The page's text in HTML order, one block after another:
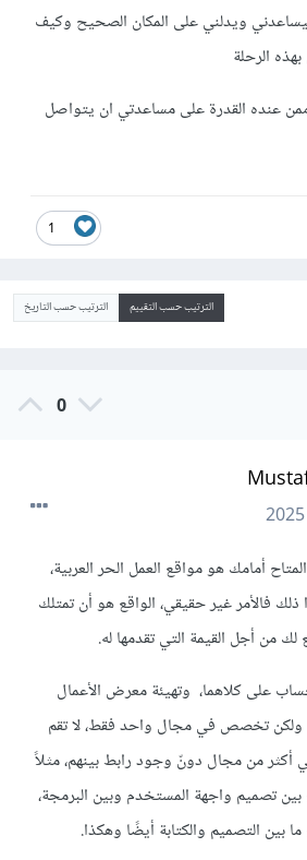
ويدلني على المكان الصحيح وكيف
الرحلة
عنده القدرة على مساعدتي ان يتواصل
1
الترتيب حسب التقييم الترتيب حسب التاريخ
0
أمامك هو مواقع العمل الحر العربية،
فالأمر غير حقيقي، الواقع هو أن تمتلك
من أجل القيمة التي تقدمها له.
على كلاهما، وتهيئة معرض الأعمال
تخصص في مجال واحد فقط، لا تقم
من مجال دونّ وجود رابط بينهم، مثلاً
تصميم واجهة المستخدم وبين البرمجة،
بين التصميم والكتابة أيضًا وهكذا.